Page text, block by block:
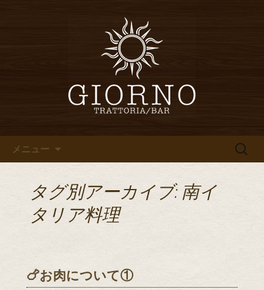
堀江・四ツ橋のイタリアン「イ
タリア食堂ジョルノ～GIORNO
～」のブログ
食堂ジョルノ～GIORNO～」からのお知
メニュー
検
タグ別アーカイブ: 南イ
タリア料理
🍗お肉について①